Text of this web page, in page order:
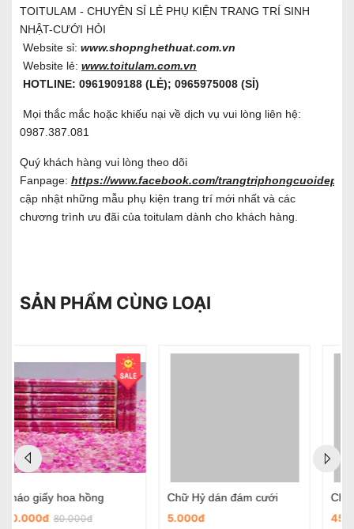
TOITULAM - CHUYÊN SỈ LẺ PHỤ KIỆN TRANG TRÍ SINH
NHẬT-CƯỚI HỎI
Website sỉ: www.shopnghethuat.com.vn
Website lẻ: www.toitulam.com.vn
HOTLINE: 0961909188 (LẺ); 0965975008 (SỈ)
Mọi thắc mắc hoặc khiếu nại về dịch vụ vui lòng liên hệ:
0987.387.081
Quý khách hàng vui lòng theo dõi
Fanpage: https://www.facebook.com/trangtriphongcuoidep/
cập nhật những mẫu phụ kiện trang trí mới nhất và các
chương trình ưu đãi của toitulam dành cho khách hàng.
SẢN PHẨM CÙNG LOẠI
Chữ Hỷ dán đám cưới
5.000đ
45.000đ